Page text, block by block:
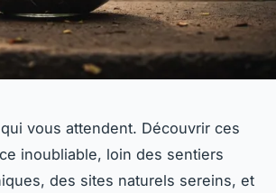
vous attendent. Découvrir ces
inoubliable, loin des sentiers
des sites naturels sereins, et